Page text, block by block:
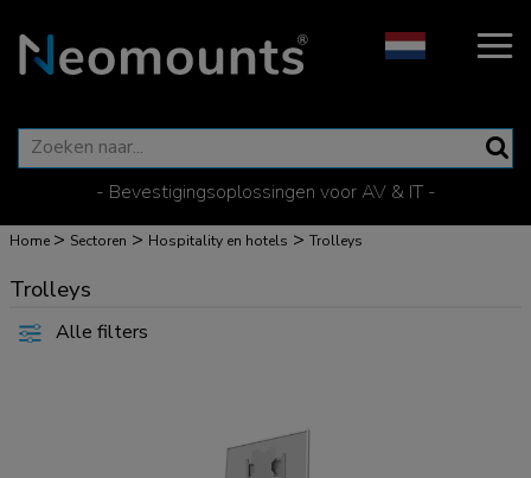
- Bevestigingsoplossingen voor AV & IT -
Home > Sectoren > Hospitality en hotels > Trolleys
Trolleys
Alle filters